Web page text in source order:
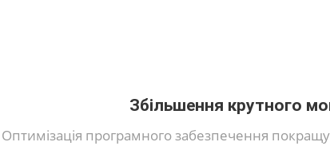
Збільшення крутного
Оптимізація програмного забезпечення